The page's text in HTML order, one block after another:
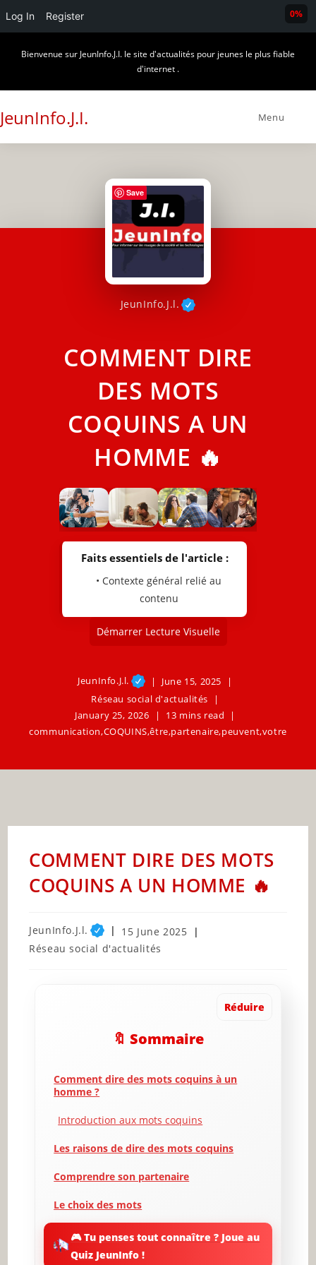
Log In Register
Bienvenue sur JeunInfo.J.I. le site d'actualités pour jeunes le plus fiable
d'internet .
JeunInfo.J.I. Menu
JeunInfo.J.l.
COMMENT DIRE
DES MOTS
COQUINS A UN
HOMME 🔥
Faits essentiels de l'article :
• Contexte général relié au
contenu
Démarrer Lecture Visuelle
JeunInfo.J.l.
June 15, 2025
Réseau social d'actualités
January 25, 2026
13 mins read
communication,COQUINS,être,partenaire,peuvent,votre
COMMENT DIRE DES MOTS
COQUINS A UN HOMME 🔥
Post
author:
JeunInfo.J.l.
Post
published:
15 June 2025
Post
Réseau social d'actualités
Réduire
🔖 Sommaire
Comment dire des mots coquins à un
homme ?
Introduction aux mots coquins
Les raisons de dire des mots coquins
Comprendre son partenaire
Le choix des mots
Trouver le bon moment
La tonalité et le langage corporel
🎮 Tu penses tout connaître ? Joue au
Quiz JeunInfo !
0%
Save